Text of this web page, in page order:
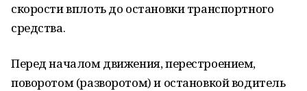
скорости вплоть до остановки транспортного
средства.
Перед началом движения, перестроением,
поворотом (разворотом) и остановкой водитель